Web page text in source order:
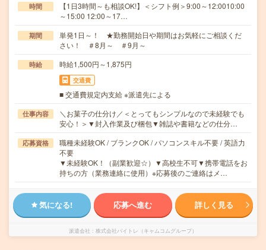
時間
【1日3時間～も相談OK!】＜シフト例＞9:00～12:0010:00
～15:00 12:00～17…
期間
単発1日～！ ★勤務開始日や期間はお気軽にご相談くだ
さい！ ＃8月～ ＃9月～
時給 時給1,500円～1,875円
交通費
■ 交通費規定内支給 ※派遣先による
仕事内容
＼お菓子の仕分け／＜とってもシンプルなので未経験でも
安心！＞▼封入作業及び梱包▼雑誌や書籍などの仕分…
応募資格
職種未経験OK / ブランクOK / パソコンスキル不要 / 英語力
不要
▼未経験OK！（副業歓迎☆）▼高校生不可▼携帯電話をお
持ちの方（業務連絡に使用）※応募後のご連絡はメ…
気になる! 応募へ進む 詳しく見る
派遣会社 株式会社バイトレ（キャムコムグループ）